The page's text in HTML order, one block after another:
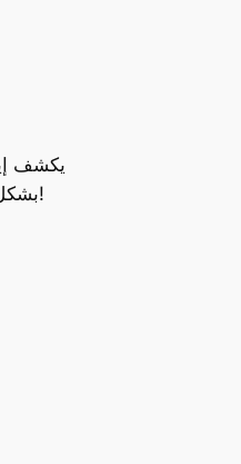
يكشف
بشكل جذري. سنستعرض الميزات المبتكرة للتاكسي الذكي وكيف يمكن أن يسهم في تحسين حياتنا اليومية وتخفيف الازدحام المروري، شاهد الفيديو الآن!